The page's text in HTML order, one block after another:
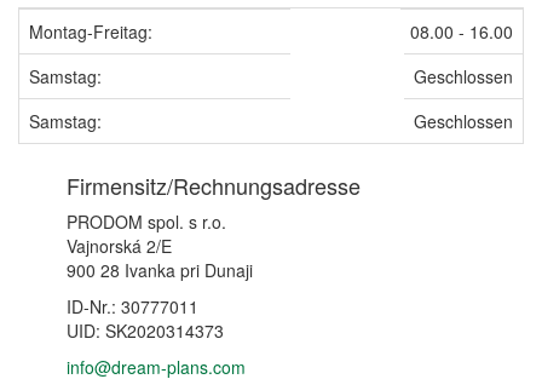
Montag-Freitag:
08.00 - 16.00
Samstag:
Geschlossen
Samstag:
Geschlossen
Firmensitz/Rechnungsadresse
PRODOM spol. s r.o.
Vajnorská 2/E
900 28 Ivanka pri Dunaji
ID-Nr.: 30777011
UID: SK2020314373
info@dream-plans.com